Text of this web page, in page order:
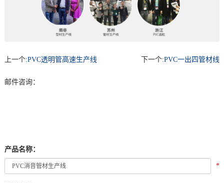
上一个:PVC透明管高速生产线 下一个:PVC一出四管材线
邮件咨询：
产品名称：
*